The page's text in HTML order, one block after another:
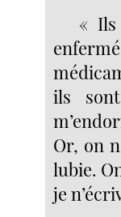
«
ils
Or, on
lubie.
je